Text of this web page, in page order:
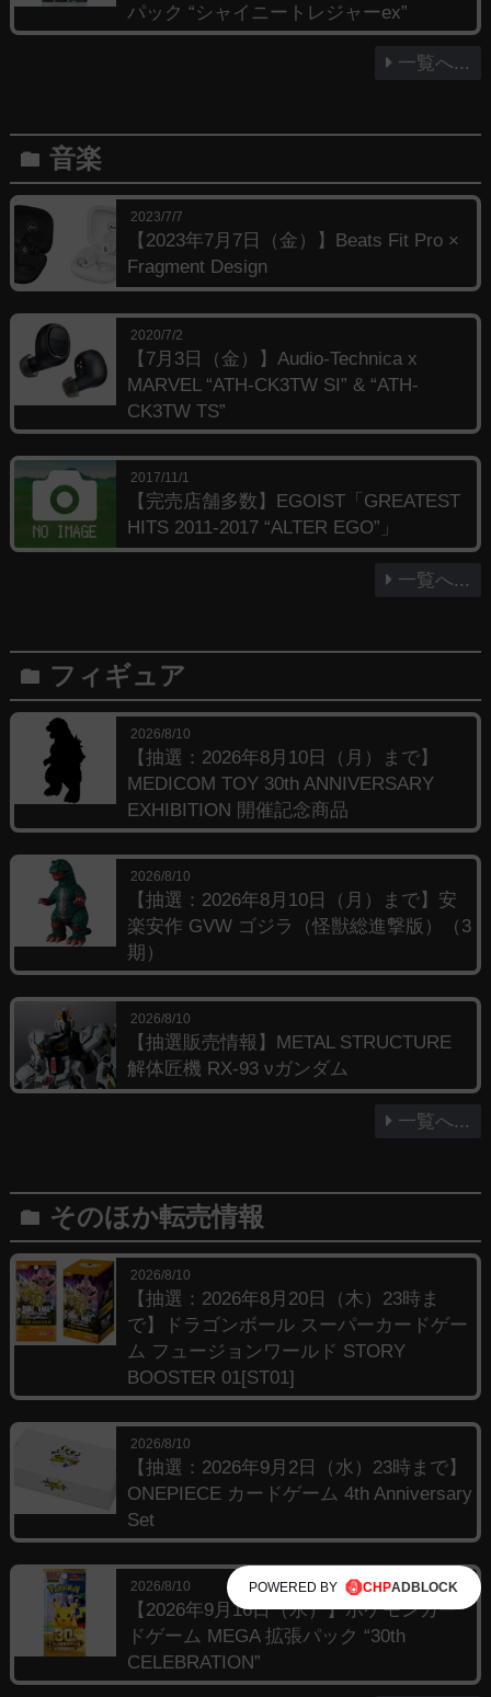
パック “シャイニートレジャーex”
一覧へ...
folder 音楽
2023/7/7
【2023年7月7日（金）】Beats Fit Pro ×
Fragment Design
2020/7/2
【7月3日（金）】Audio-Technica x
MARVEL “ATH-CK3TW SI” & “ATH-
CK3TW TS”
2017/11/1
【完売店舗多数】EGOIST「GREATEST
HITS 2011-2017 “ALTER EGO”」
一覧へ...
folder フィギュア
2026/8/10
【抽選：2026年8月10日（月）まで】
MEDICOM TOY 30th ANNIVERSARY
EXHIBITION 開催記念商品
2026/8/10
【抽選：2026年8月10日（月）まで】安
楽安作 GVW ゴジラ（怪獣総進撃版）（3
期）
2026/8/10
【抽選販売情報】METAL STRUCTURE
解体匠機 RX-93 νガンダム
一覧へ...
folder そのほか転売情報
2026/8/10
【抽選：2026年8月20日（木）23時ま
で】ドラゴンボール スーパーカードゲー
ム フュージョンワールド STORY
BOOSTER 01[ST01]
2026/8/10
【抽選：2026年9月2日（水）23時まで】
ONEPIECE カードゲーム 4th Anniversary
Set
2026/8/10
【2026年9月16日（水）】ポケモンカー
ドゲーム MEGA 拡張パック “30th
CELEBRATION”
POWERED BY